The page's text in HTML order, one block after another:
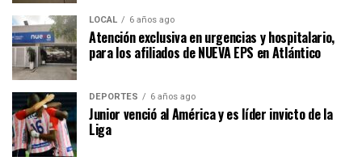
LOCAL 6 años ago
Atención exclusiva en urgencias y hospitalario,
para los afiliados de NUEVA EPS en Atlántico
DEPORTES 6 años ago
Junior venció al América y es líder invicto de la
Liga